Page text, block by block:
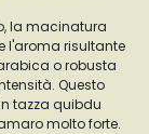
la macinatura
l'aroma risultante
o robusta
Questo
tazza quibdu
molto forte.